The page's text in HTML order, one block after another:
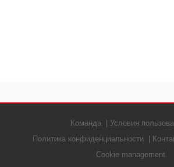
Команда
Условия
Политика конфиденциальности
Cookie management